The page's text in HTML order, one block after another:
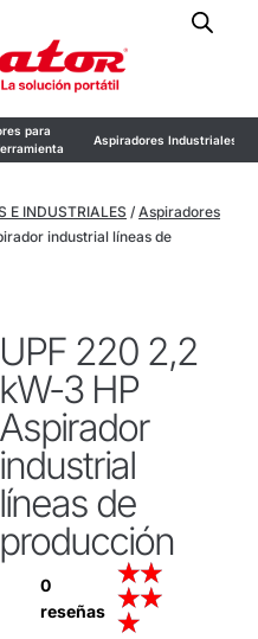
para
Aspiradores Industriales
E INDUSTRIALES / Aspiradores
industrial líneas de
UPF 220 2,2
kW-3 HP
Aspirador
industrial
líneas de
producción
0
reseñas
★★
★★
★